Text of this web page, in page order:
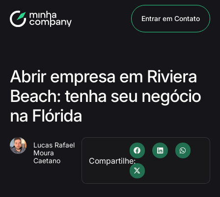
Entrar em Contato
Abrir empresa em Riviera
Beach: tenha seu negócio
na Flórida
Lucas Rafael
Moura
Caetano
Compartilhe: